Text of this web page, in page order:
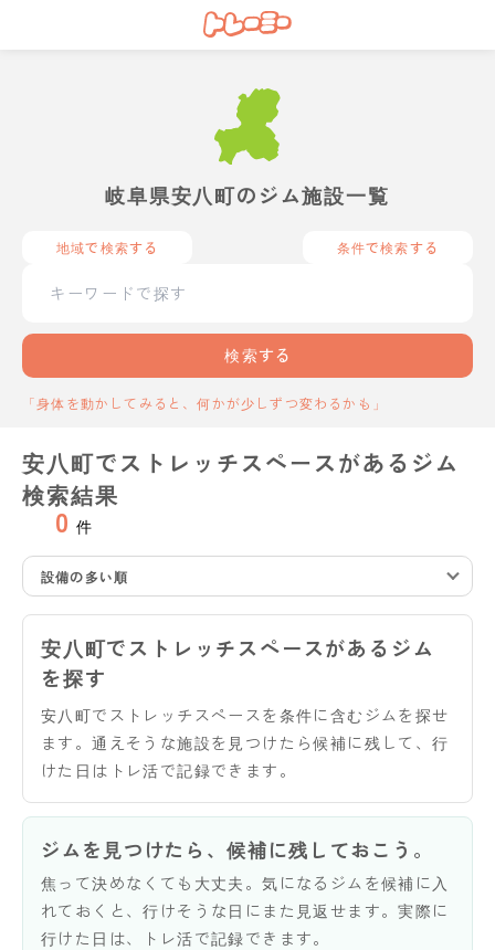
岐阜県安八町のジム施設一覧
地域で検索する 条件で検索する
検索する
「身体を動かしてみると、何かが少しずつ変わるかも」
安八町でストレッチスペースがあるジム
検索結果
0 件
設備の多い順
安八町でストレッチスペースがあるジム
を探す
安八町でストレッチスペースを条件に含むジムを探せ
ます。通えそうな施設を見つけたら候補に残して、行
けた日はトレ活で記録できます。
ジムを見つけたら、候補に残しておこう。
焦って決めなくても大丈夫。気になるジムを候補に入
れておくと、行けそうな日にまた見返せます。実際に
行けた日は、トレ活で記録できます。